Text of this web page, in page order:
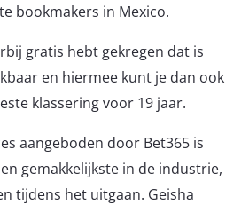
bookmakers in Mexico.
gratis hebt gekregen dat is
en hiermee kunt je dan ook
klassering voor 19 jaar.
aangeboden door Bet365 is
gemakkelijkste in de industrie,
tijdens het uitgaan. Geisha